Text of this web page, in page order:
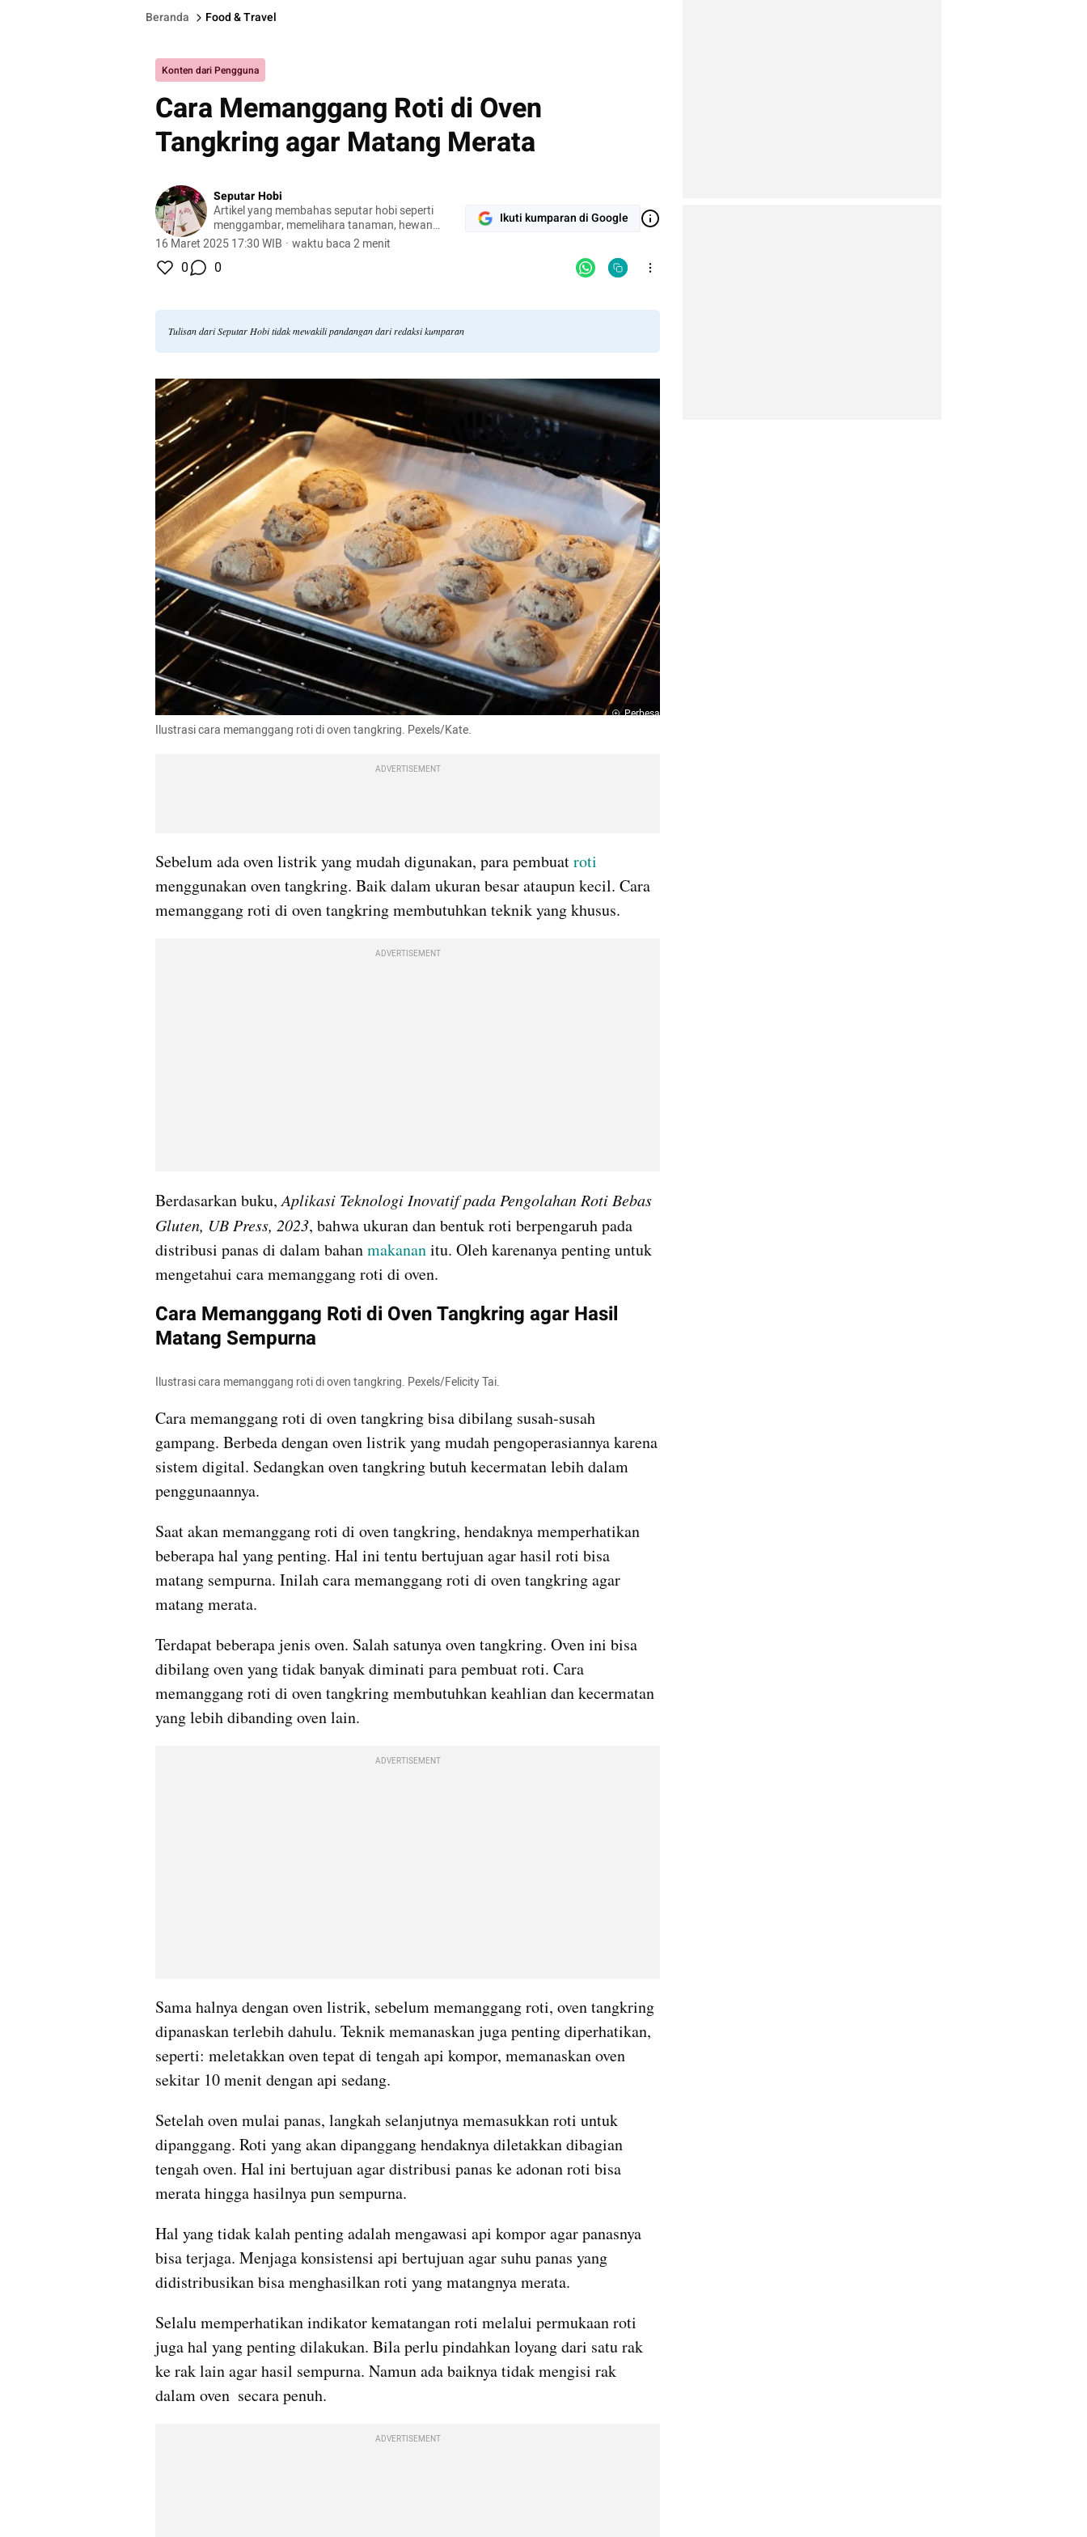
Beranda Food & Travel
Konten dari Pengguna
Cara Memanggang Roti di Oven
Tangkring agar Matang Merata
Seputar Hobi
Artikel yang membahas seputar hobi seperti
menggambar, memelihara tanaman, hewan
peliharaan, hingga meracik kopi.
16 Maret 2025 17:30 WIB · waktu baca 2 menit
Ikuti kumparan di Google
0 0
Tulisan dari Seputar Hobi tidak mewakili pandangan dari redaksi kumparan
Perbesar
Ilustrasi cara memanggang roti di oven tangkring. Pexels/Kate.
ADVERTISEMENT
Sebelum ada oven listrik yang mudah digunakan, para pembuat roti
menggunakan oven tangkring. Baik dalam ukuran besar ataupun kecil. Cara
memanggang roti di oven tangkring membutuhkan teknik yang khusus.
ADVERTISEMENT
Berdasarkan buku, Aplikasi Teknologi Inovatif pada Pengolahan Roti Bebas
Gluten, UB Press, 2023, bahwa ukuran dan bentuk roti berpengaruh pada
distribusi panas di dalam bahan makanan itu. Oleh karenanya penting untuk
mengetahui cara memanggang roti di oven.
Cara Memanggang Roti di Oven Tangkring agar Hasil
Matang Sempurna
Ilustrasi cara memanggang roti di oven tangkring. Pexels/Felicity Tai.
Cara memanggang roti di oven tangkring bisa dibilang susah-susah
gampang. Berbeda dengan oven listrik yang mudah pengoperasiannya karena
sistem digital. Sedangkan oven tangkring butuh kecermatan lebih dalam
penggunaannya.
Saat akan memanggang roti di oven tangkring, hendaknya memperhatikan
beberapa hal yang penting. Hal ini tentu bertujuan agar hasil roti bisa
matang sempurna. Inilah cara memanggang roti di oven tangkring agar
matang merata.
Terdapat beberapa jenis oven. Salah satunya oven tangkring. Oven ini bisa
dibilang oven yang tidak banyak diminati para pembuat roti. Cara
memanggang roti di oven tangkring membutuhkan keahlian dan kecermatan
yang lebih dibanding oven lain.
ADVERTISEMENT
Sama halnya dengan oven listrik, sebelum memanggang roti, oven tangkring
dipanaskan terlebih dahulu. Teknik memanaskan juga penting diperhatikan,
seperti: meletakkan oven tepat di tengah api kompor, memanaskan oven
sekitar 10 menit dengan api sedang.
Setelah oven mulai panas, langkah selanjutnya memasukkan roti untuk
dipanggang. Roti yang akan dipanggang hendaknya diletakkan dibagian
tengah oven. Hal ini bertujuan agar distribusi panas ke adonan roti bisa
merata hingga hasilnya pun sempurna.
Hal yang tidak kalah penting adalah mengawasi api kompor agar panasnya
bisa terjaga. Menjaga konsistensi api bertujuan agar suhu panas yang
didistribusikan bisa menghasilkan roti yang matangnya merata.
Selalu memperhatikan indikator kematangan roti melalui permukaan roti
juga hal yang penting dilakukan. Bila perlu pindahkan loyang dari satu rak
ke rak lain agar hasil sempurna. Namun ada baiknya tidak mengisi rak
dalam oven  secara penuh.
ADVERTISEMENT